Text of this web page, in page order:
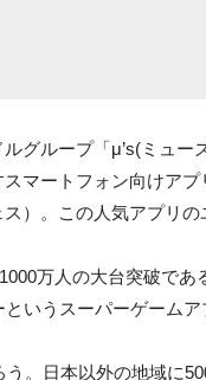
グループ「μ’s(ミュー
マートフォン向けアプ
）。この人気アプリ
万人の大台突破であ
いうスーパーゲームア
。日本以外の地域に